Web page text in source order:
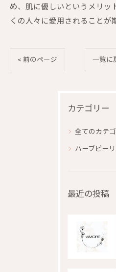
め、肌に優しいというメリッ
くの人々に愛用されることが
< 前のページ 一覧に
カテゴリー
全てのカテ
ハーブピー
最近の投稿